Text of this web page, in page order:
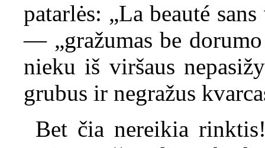
patarlės: „La beauté
— „gražumas be
nieku iš viršaus
grubus ir negražus
Bet čia nereikia